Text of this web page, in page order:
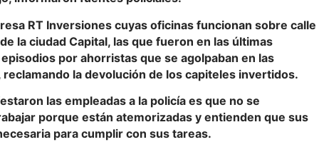
RT Inversiones cuyas oficinas funcionan sobre calle
la ciudad Capital, las que fueron en las últimas
por ahorristas que se agolpaban en las
la devolución de los capiteles invertidos.
las empleadas a la policía es que no se
porque están atemorizadas y entienden que sus
para cumplir con sus tareas.